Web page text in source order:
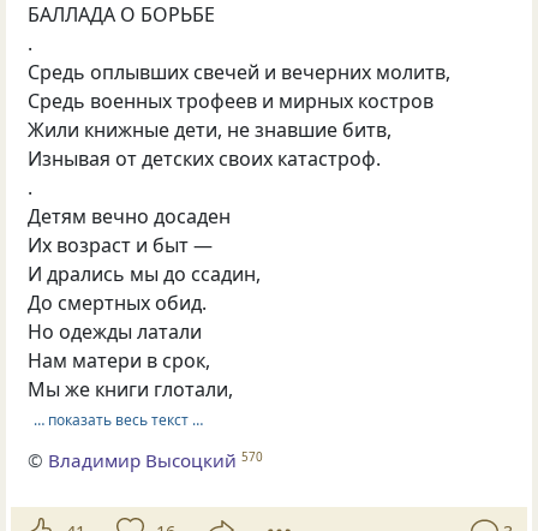
БАЛЛАДА О БОРЬБЕ
.
Средь оплывших свечей и вечерних молитв,
Средь военных трофеев и мирных костров
Жили книжные дети, не знавшие битв,
Изнывая от детских своих катастроф.
.
Детям вечно досаден
Их возраст и быт —
И дрались мы до ссадин,
До смертных обид.
Но одежды латали
Нам матери в срок,
Мы же книги глотали,
… показать весь текст …
© Владимир Высоцкий 570